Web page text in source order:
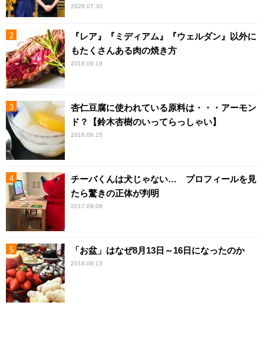
2026.07.30
『レア』『ミディアム』『ウェルダン』以外に
もたくさんある肉の焼き方
2018.09.19
杏仁豆腐に使われている原料は・・・アーモン
ド？【鈴木杏樹のいってらっしゃい】
2016.06.15
チーバくんは犬じゃない… プロフィールを見
たら驚きの正体が判明
2017.09.09
「お盆」はなぜ8月13日～16日になったのか
2018.08.13